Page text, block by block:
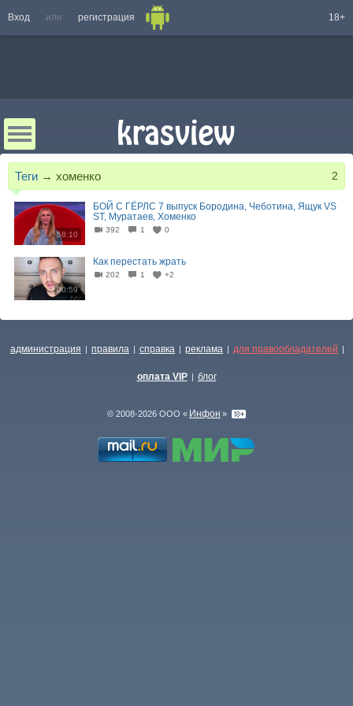
Вход или регистрация 18+
Теги → хоменко 2
58:10
БОЙ С ГЁРЛС 7 выпуск Бородина, Чеботина, Ящук VS
ST, Муратаев, Хоменко
392 1 0
00:59
Как перестать жрать
202 1 +2
администрация | правила | справка | реклама | для правообладателей |
оплата VIP | блог
© 2008-2026 ООО « Инфон »